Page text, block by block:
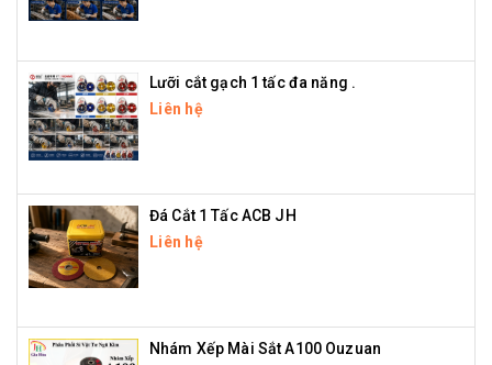
Lưỡi cắt gạch 1 tấc đa năng .
Liên hệ
Đá Cắt 1 Tấc ACB JH
Liên hệ
Nhám Xếp Mài Sắt A100 Ouzuan